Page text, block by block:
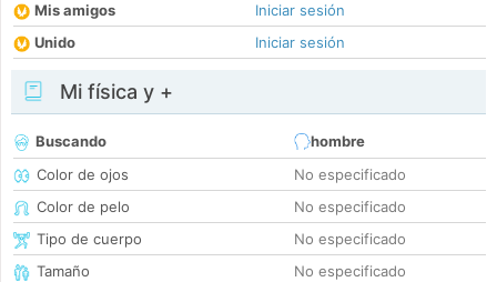
Mis amigos
Iniciar sesión
Unido
Iniciar sesión
Mi física y +
Buscando
hombre
Color de ojos
No especificado
Color de pelo
No especificado
Tipo de cuerpo
No especificado
Tamaño
No especificado